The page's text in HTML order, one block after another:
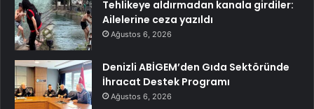
Tehlikeye aldırmadan kanala girdiler:
Ailelerine ceza yazıldı
Ağustos 6, 2026
Denizli ABİGEM’den Gıda Sektöründe
İhracat Destek Programı
Ağustos 6, 2026